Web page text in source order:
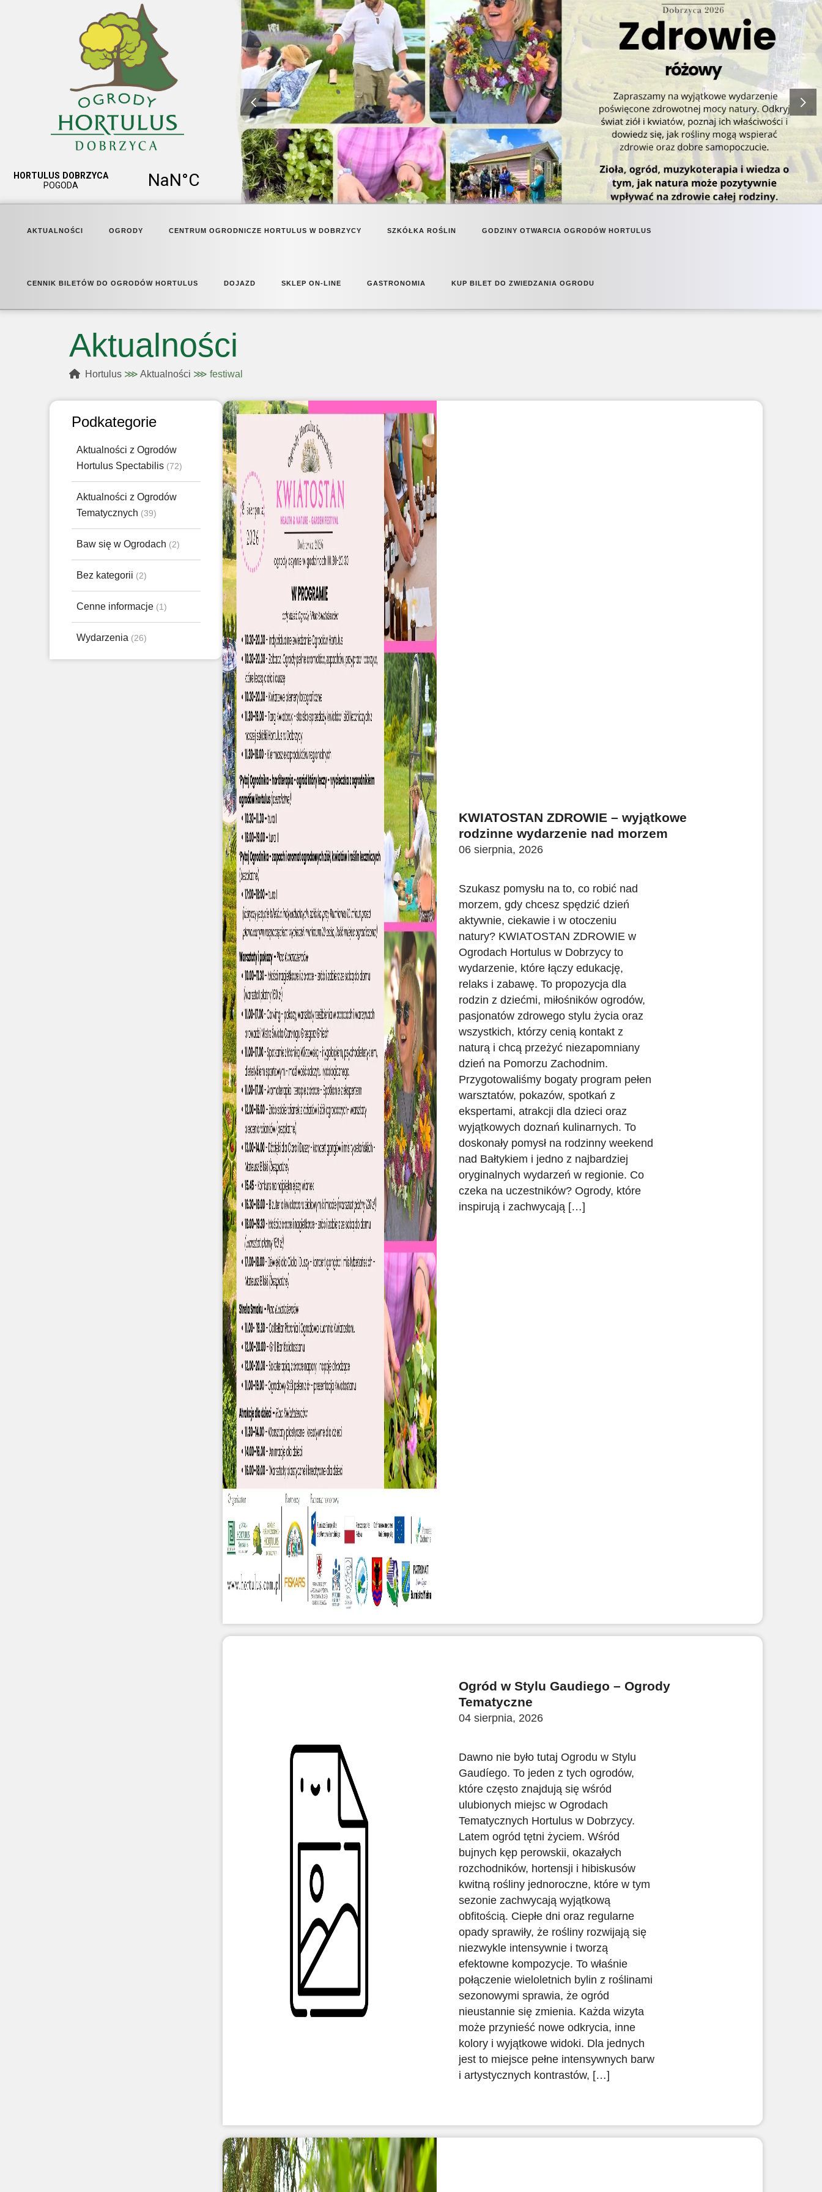
AKTUALNOŚCI OGRODY
HORTULUS DOBRZYCA
CENTRUM OGRODNICZE HORTULUS W DOBRZYCY SZKÓŁKA ROŚLIN
CENNIK
GODZINY OTWARCIA OGRODÓW HORTULUS
CENNIK BILETÓW DO OGRODÓW HORTULUS DOJAZD SKLEP ON-LINE GASTRONOMIA
CAFFEBAR RUMIANEK
KUP BILET DO ZWIEDZANIA OGRODU
Aktualności
Hortulus⋙ Aktualności ⋙ festiwal
Podkategorie
Aktualności z Ogrodów
Hortulus Spectabilis(72)
Aktualności z Ogrodów
Tematycznych (39)
Baw się w Ogrodach (2)
Bez kategorii (2)
Cenne informacje(1)
Wydarzenia (26)
KWIATOSTAN ZDROWIE – wyjątkowe
rodzinne wydarzenie nad morzem
06 sierpnia, 2026
Szukasz pomysłu na to, co robić nad
morzem, gdy chcesz spędzić dzień
aktywnie, ciekawie i w otoczeniu
natury? KWIATOSTAN ZDROWIE w
Ogrodach Hortulus w Dobrzycy to
wydarzenie, które łączy edukację,
relaks i zabawę. To propozycja dla
rodzin z dziećmi, miłośników ogrodów,
pasjonatów zdrowego stylu życia oraz
wszystkich, którzy cenią kontakt z
naturą i chcą przeżyć niezapomniany
dzień na Pomorzu Zachodnim.
Przygotowaliśmy bogaty program pełen
warsztatów, pokazów, spotkań z
ekspertami, atrakcji dla dzieci oraz
wyjątkowych doznań kulinarnych. To
doskonały pomysł na rodzinny weekend
nad Bałtykiem i jedno z najbardziej
oryginalnych wydarzeń w regionie. Co
czeka na uczestników? Ogrody, które
inspirują i zachwycają […]
Ogród w Stylu Gaudiego – Ogrody
Tematyczne
04 sierpnia, 2026
Dawno nie było tutaj Ogrodu w Stylu
Gaudíego. To jeden z tych ogrodów,
które często znajdują się wśród
ulubionych miejsc w Ogrodach
Tematycznych Hortulus w Dobrzycy.
Latem ogród tętni życiem. Wśród
bujnych kęp perowskii, okazałych
rozchodników, hortensji i hibiskusów
kwitną rośliny jednoroczne, które w tym
sezonie zachwycają wyjątkową
obfitością. Ciepłe dni oraz regularne
opady sprawiły, że rośliny rozwijają się
niezwykle intensywnie i tworzą
efektowne kompozycje. To właśnie
połączenie wieloletnich bylin z roślinami
sezonowymi sprawia, że ogród
nieustannie się zmienia. Każda wizyta
może przynieść nowe odkrycia, inne
kolory i wyjątkowe widoki. Dla jednych
jest to miejsce pełne intensywnych barw
i artystycznych kontrastów, […]